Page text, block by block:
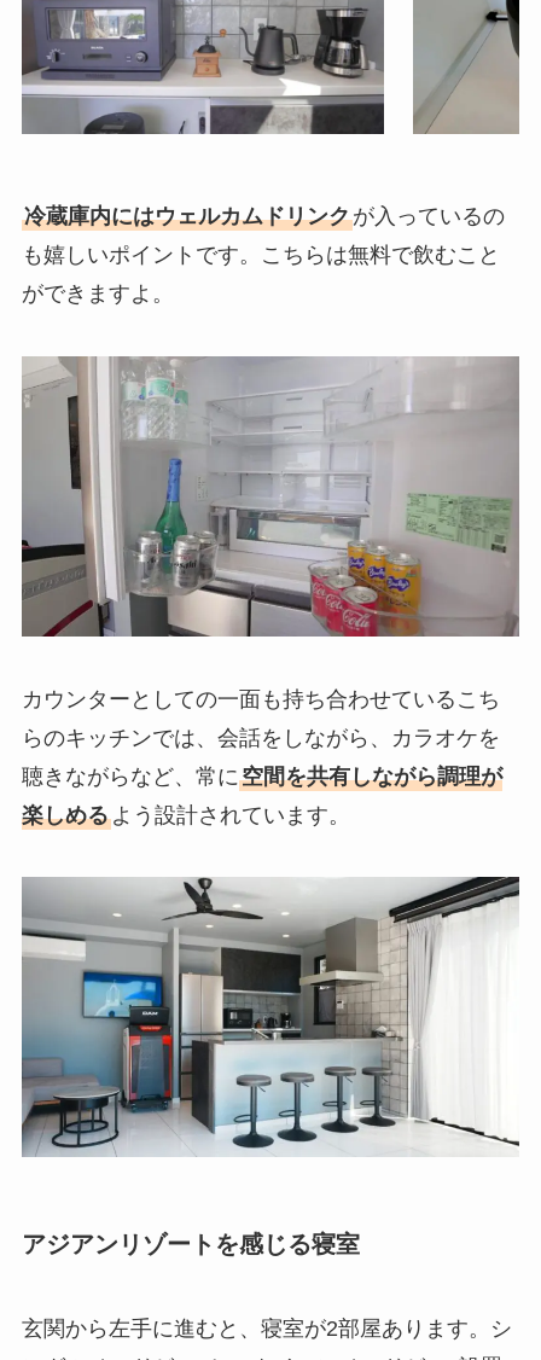
冷蔵庫内にはウェルカムドリンクが入っているの
も嬉しいポイントです。こちらは無料で飲むこと
ができますよ。
カウンターとしての一面も持ち合わせているこち
らのキッチンでは、会話をしながら、カラオケを
聴きながらなど、常に空間を共有しながら調理が
楽しめるよう設計されています。
アジアンリゾートを感じる寝室
玄関から左手に進むと、寝室が2部屋あります。シ